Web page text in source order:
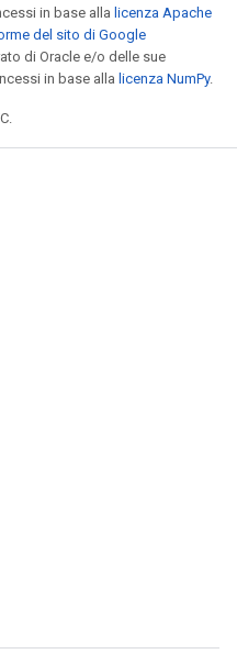
in base alla licenza Apache
del sito di Google
di Oracle e/o delle sue
in base alla licenza NumPy.